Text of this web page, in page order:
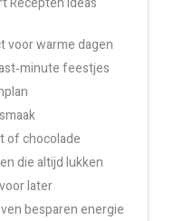
voor warme dagen
feestjes
of chocolade
die altijd lukken
later
besparen energie